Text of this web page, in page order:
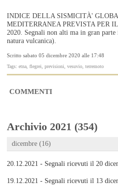
INDICE DELLA SISMICITÀ'
MEDITERRANEA PREVISTA PER
2020. Segnali non alti ma in gran
natura vulcanica).
Scritto sabato 05 dicembre 2020 alle 17:48
Tags: etna, flegrei, previsioni, vesuvio, terremoto
COMMENTI
Archivio 2021 (354)
dicembre (16)
20.12.2021 - Segnali ricevuti il 20
19.12.2021 - Segnali ricevuti il 13